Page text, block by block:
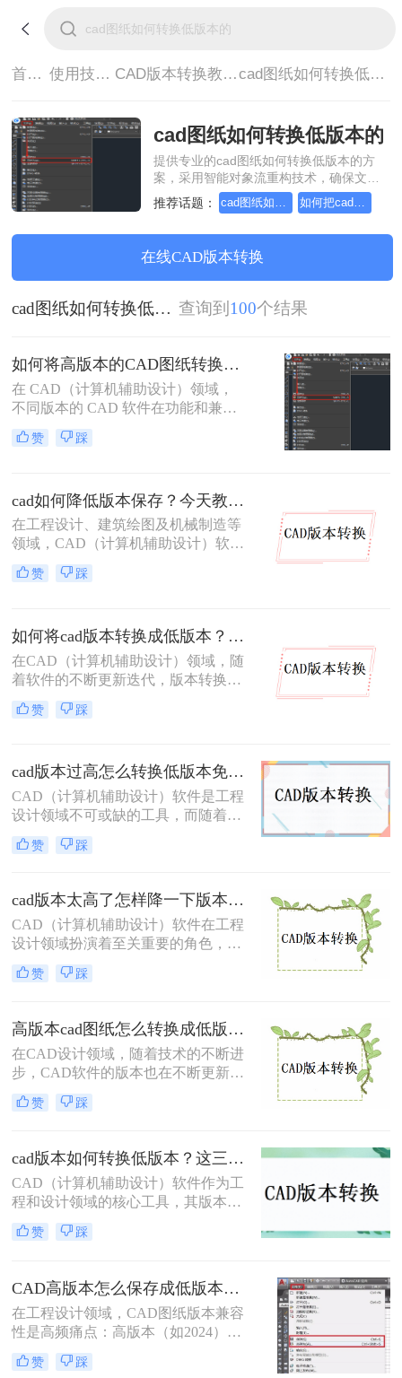
首页> 使用技巧> CAD版本转换教程> cad图纸如何转换低版本的
cad图纸如何转换低版本的
提供专业的cad图纸如何转换低版本的方
案，采用智能对象流重构技术，确保文档
1:1高保真还原且排版不乱码。支持一键批
量处理，全链路 SSL 加密保障隐私安全。
无需安装，高效办公。
推荐话题： cad图纸如何转换成低版本的 如何把cad图纸转换成低版本的
在线CAD版本转换
cad图纸如何转换低版本的 查询到 100个结果
如何将高版本的CAD图纸转换成低版本的CAD图纸？3种实用方法对比！
在 CAD（计算机辅助设计）领域，
不同版本的 CAD 软件在功能和兼容
性上存在差异。高版本 CAD 绘制的
图纸，低版本软件往往无法直接打
为低版本 成为设计师的常见需求。本
文从 转换精度、操作难度、批量能
力、隐私安全 四个维度，对比三种主
择。
赞 踩
cad如何降低版本保存？今天教你3种三种实用方法对比！
在工程设计、建筑绘图及机械制造等
领域，CAD（计算机辅助设计）软件
被广泛应用于二维和三维设计工作。
然而，不同版本的 CAD 软件之间存
直接打开高版本文件。当我们需要将
图纸分享给使用旧版 CAD 的合作伙
伴或客户时，将 CAD 文件降低版本
何降低版本保存呢？本文从转换精
您根据实际场景快速做出选择。
赞 踩
如何将cad版本转换成低版本？分享二种方法给你！3秒实现~！
在CAD（计算机辅助设计）领域，随
着软件的不断更新迭代，版本转换成
为了一个常见的需求。特别是在需要
将高版本的CAD文件与旧版软件或不
么如何将cad版本转换成低版本呢？本
文将介绍两种将CAD版本转换成低版
本的方法。
赞 踩
cad版本过高怎么转换低版本免费？这二个方法了解一下！
CAD（计算机辅助设计）软件是工程
设计领域不可或缺的工具，而随着软
件版本的更新迭代，有时我们需要将
高版本的CAD文件转换为低版本，以
版本过高怎么转换低版本免费呢？本
文将介绍两种免费将CAD版本从高转
低的方法。
赞 踩
cad版本太高了怎样降一下版本？试试这两种有效的方法！
CAD（计算机辅助设计）软件在工程
设计领域扮演着至关重要的角色，而
由于软件版本的不断更新，有时我们
需要将高版本的CAD文件转换为低版
么cad版本太高了怎样降一下版本呢？
本文将介绍两种将CAD版本降级的方
法。
赞 踩
高版本cad图纸怎么转换成低版本？有这4种方法可以快速转换！
在CAD设计领域，随着技术的不断进
步，CAD软件的版本也在不断更新。
然而，由于某些特定的工作需求或设
备限制，我们有时需要将高版本的
在旧版本的CAD软件中能够正常打开
和编辑。那么高版本cad图纸怎么转换
成低版本呢？本文将详细介绍四种将
高版本CAD图纸转换为低版本的方
法，并给出具体的操作步骤和注意事
项。
赞 踩
cad版本如何转换低版本？这三个转换方法，你一定要学会！
CAD（计算机辅助设计）软件作为工
程和设计领域的核心工具，其版本迭
代频繁，不同版本之间在功能和兼容
性上存在差异。因此，有时我们需要
以便在旧版本的CAD软件中打开或编
辑。那么cad版本如何转换低版本呢？
以下是一些常用的方法来实现CAD版
本从高到低的转换。
赞 踩
CAD高版本怎么保存成低版本发给别人？5种安全有效方法实测！
在工程设计领域，CAD图纸版本兼容
性是高频痛点：高版本（如2024）文
件无法被低版本（如2018）打开，导
致协作中断、进度延误。许多用户盲
赞 踩